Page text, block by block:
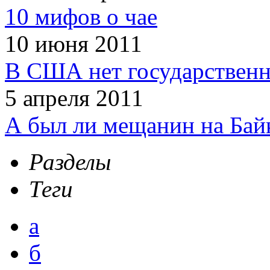
10 мифов о чае
10 июня 2011
В США нет
5 апреля 2011
А был ли мещанин на
Разделы
Теги
а
б